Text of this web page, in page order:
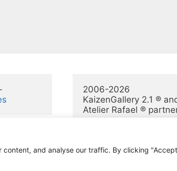
and analyse our traffic. By clicking
2006-2026
KaizenGallery 2.1 ®
Atelier Rafael ®